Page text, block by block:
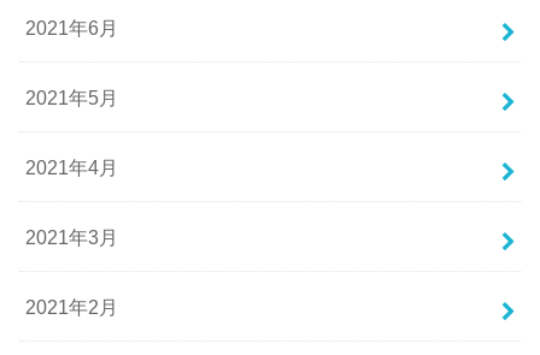
2021年6月
2021年5月
2021年4月
2021年3月
2021年2月